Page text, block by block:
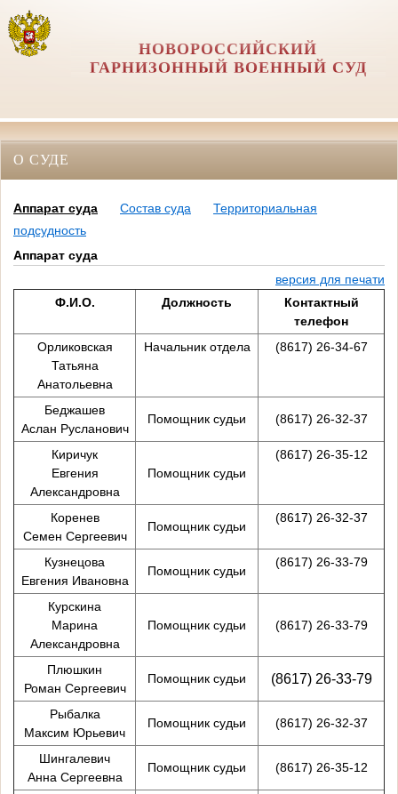
НОВОРОССИЙСКИЙ
ГАРНИЗОННЫЙ ВОЕННЫЙ СУД
О СУДЕ
Аппарат суда Состав суда
Территориальная
подсудность
Аппарат суда
версия для печати
Ф.И.О.
Должность
Контактный
телефон
Орликовская
Татьяна
Анатольевна
Начальник отдела (8617) 26-34-67
Беджашев
Аслан Русланович
Помощник судьи (8617) 26-32-37
Киричук
Евгения
Александровна
Помощник судьи
(8617) 26-35-12
Коренев
Семен Сергеевич
Помощник судьи
(8617) 26-32-37
Кузнецова
Евгения Ивановна
Помощник судьи
(8617) 26-33-79
Курскина
Марина
Александровна
Помощник судьи (8617) 26-33-79
Плюшкин
Роман Сергеевич
Помощник судьи (8617) 26-33-79
Рыбалка
Максим Юрьевич
Помощник судьи (8617) 26-32-37
Шингалевич
Анна Сергеевна
Помощник судьи (8617) 26-35-12